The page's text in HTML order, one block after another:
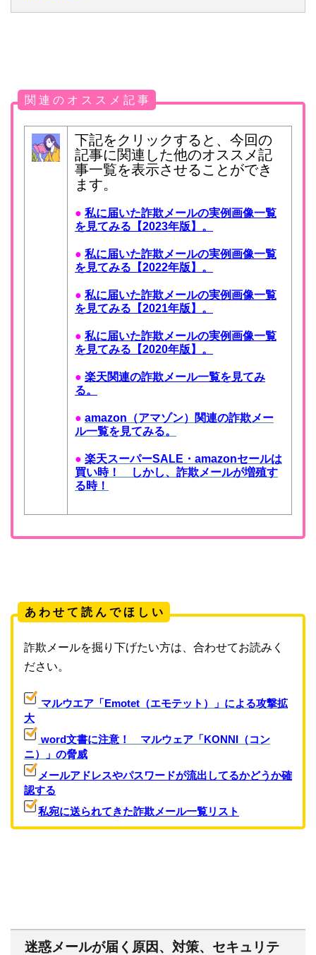
関 連 の オ ス ス メ 記 事
下記をクリックすると、今回の
記事に関連した他のオススメ記
事一覧を表示させることができ
ます。
● 私に届いた詐欺メールの実例画像一覧
を見てみる【2023年版】。
● 私に届いた詐欺メールの実例画像一覧
を見てみる【2022年版】。
● 私に届いた詐欺メールの実例画像一覧
を見てみる【2021年版】。
● 私に届いた詐欺メールの実例画像一覧
を見てみる【2020年版】。
● 楽天関連の詐欺メール一覧を見てみ
る。
● amazon（アマゾン）関連の詐欺メー
ル一覧を見てみる。
● 楽天スーパーSALE・amazonセールは
買い時！ しかし、詐欺メールが増殖す
る時！
あ わ せ て 読 ん で ほ し い
詐欺メールを掘り下げたい方は、合わせてお読みく
ださい。
マルウエア「Emotet（エモテット）」による攻撃拡
大
word文書に注意！ マルウェア「KONNI（コン
ニ）」の脅威
メールアドレスやパスワードが流出してるかどうか確
認する
私宛に送られてきた詐欺メール一覧リスト
迷惑メールが届く原因、対策、セキュリテ